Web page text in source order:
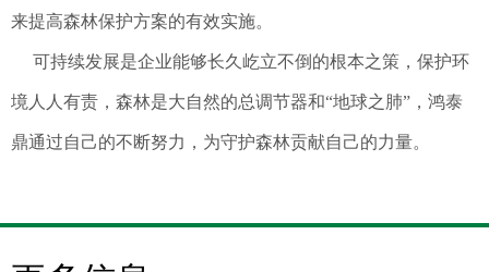
来提高森林保护方案的有效实施。
可持续发展是企业能够长久屹立不倒的根本之策，保护环
境人人有责，森林是大自然的总调节器和“地球之肺”，鸿泰
鼎通过自己的不断努力，为守护森林贡献自己的力量。